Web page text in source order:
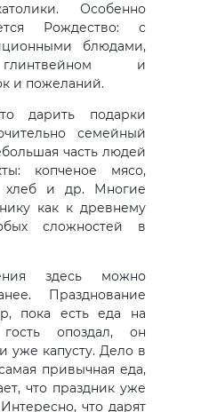
Особенно
Рождество: с
блюдами,
и
и пожеланий.
дарить подарки
семейный
часть людей
копченое мясо,
хлеб и др. Многие
как к древнему
сложностей в
здесь можно
Празднование
пока есть еда на
опоздал, он
уже капусту. Дело в
привычная еда,
что праздник уже
что дарят